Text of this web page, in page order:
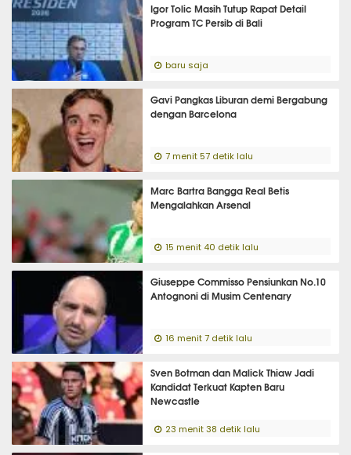
Igor Tolic Masih Tutup Rapat Detail
Program TC Persib di Bali
baru saja
Gavi Pangkas Liburan demi Bergabung
dengan Barcelona
7 menit 57 detik lalu
Marc Bartra Bangga Real Betis
Mengalahkan Arsenal
15 menit 40 detik lalu
Giuseppe Commisso Pensiunkan No.10
Antognoni di Musim Centenary
16 menit 7 detik lalu
Sven Botman dan Malick Thiaw Jadi
Kandidat Terkuat Kapten Baru
Newcastle
23 menit 38 detik lalu